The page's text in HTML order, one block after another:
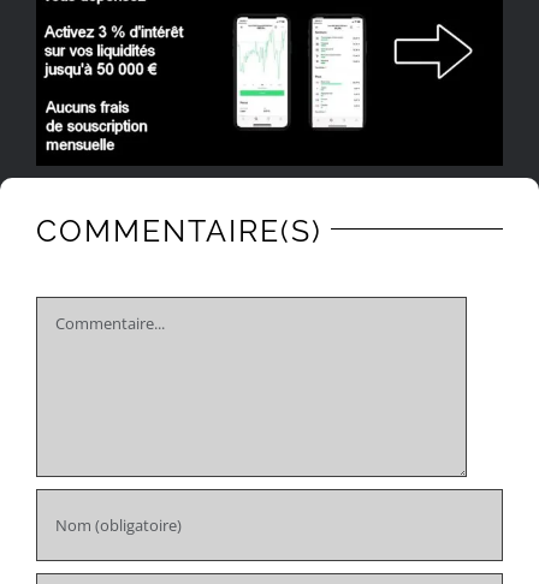
COMMENTAIRE(S)
Comment